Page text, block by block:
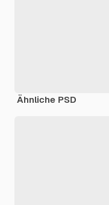
Ähnliche PSD